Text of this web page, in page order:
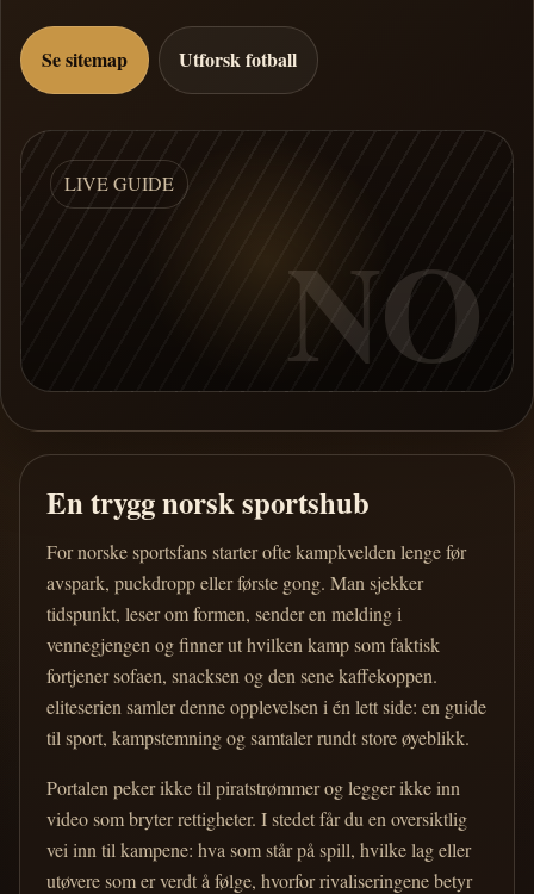
Se sitemap Utforsk fotball
LIVE GUIDE
NO
En trygg norsk sportshub
For norske sportsfans starter ofte kampkvelden lenge før
avspark, puckdropp eller første gong. Man sjekker
tidspunkt, leser om formen, sender en melding i
vennegjengen og finner ut hvilken kamp som faktisk
fortjener sofaen, snacksen og den sene kaffekoppen.
eliteserien samler denne opplevelsen i én lett side: en guide
til sport, kampstemning og samtaler rundt store øyeblikk.
Portalen peker ikke til piratstrømmer og legger ikke inn
video som bryter rettigheter. I stedet får du en oversiktlig
vei inn til kampene: hva som står på spill, hvilke lag eller
utøvere som er verdt å følge, hvorfor rivaliseringene betyr